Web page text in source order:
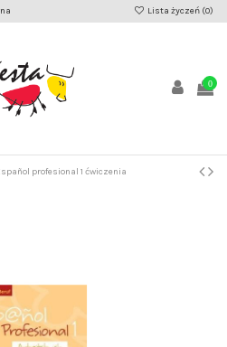
Lista życzeń (0)
0
profesional 1 ćwiczenia